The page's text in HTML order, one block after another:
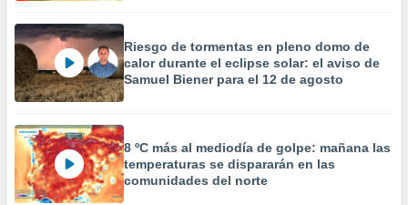
Riesgo de tormentas en pleno domo de
calor durante el eclipse solar: el aviso de
Samuel Biener para el 12 de agosto
8 ºC más al mediodía de golpe: mañana las
temperaturas se dispararán en las
comunidades del norte